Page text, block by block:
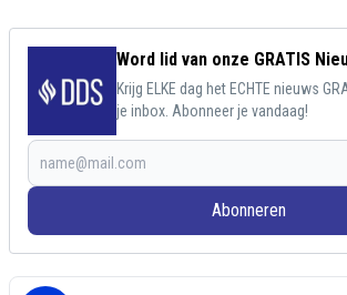
Word lid van onze GRATIS
Krijg ELKE dag het ECHTE nieuws
je inbox. Abonneer je vandaag!
Abonneren